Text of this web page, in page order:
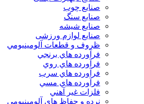
صنایع چوب
صنایع سنگ
صنایع شیشه
صنایع لوازم ورزشی
ظروف و قطعات آلومينيومي
فرآورده هاي برنجي
فرآورده هاي روي
فرآورده هاي سرب
فرآورده هاي مسي
فلزات غير آهني
نرده و حفاظ هاي آلومينيومي